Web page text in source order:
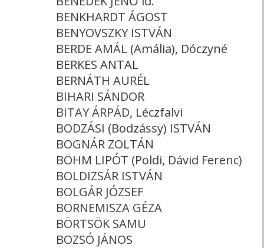
BENKHARDT ÁGOST
BENYOVSZKY ISTVÁN
BERDE AMÁL (Amália), Dóczyné
BERKES ANTAL
BERNÁTH AURÉL
BIHARI SÁNDOR
BITAY ÁRPÁD, Léczfalvi
BODZÁSI (Bodzássy) ISTVÁN
BOGNÁR ZOLTÁN
BÖHM LIPÓT (Poldi, Dávid Ferenc)
BOLDIZSÁR ISTVÁN
BOLGÁR JÓZSEF
BORNEMISZA GÉZA
BÖRTSÖK SAMU
BOZSÓ JÁNOS